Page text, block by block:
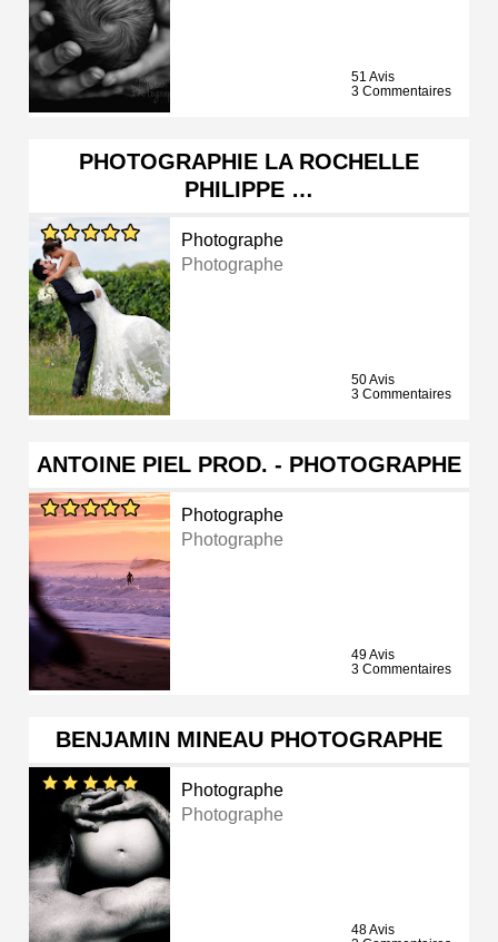
51 Avis
3 Commentaires
PHOTOGRAPHIE LA ROCHELLE
PHILIPPE …
Photographe
Photographe
50 Avis
3 Commentaires
ANTOINE PIEL PROD. - PHOTOGRAPHE
Photographe
Photographe
49 Avis
3 Commentaires
BENJAMIN MINEAU PHOTOGRAPHE
Photographe
Photographe
48 Avis